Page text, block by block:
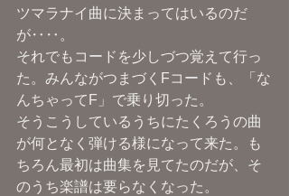
ツマラナイ曲に決まってはいるのだ
が‥‥。
それでもコードを少しづつ覚えて行っ
た。みんながつまづくFコードも、「な
んちゃってF」で乗り切った。
そうこうしているうちにたくろうの曲
が何となく弾ける様になって来た。も
ちろん最初は曲集を見てたのだが、そ
のうち楽譜は要らなくなった。